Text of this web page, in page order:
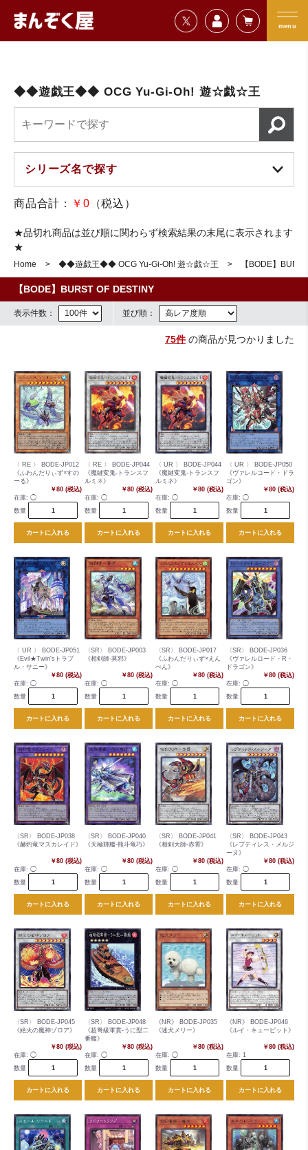
=================================
menu
まんぞく屋 格安TCG通販
◆◆遊戯王◆◆ OCG Yu-Gi-Oh! 遊☆戯☆王
商品合計： ￥0 （税込）
★品切れ商品は並び順に関わらず検索結果の末尾に表示されます
★
Home ◆◆遊戯王◆◆ OCG Yu-Gi-Oh! 遊☆戯☆王 【BODE】
【BODE】BURST OF DESTINY
表示件数： 並び順：
75件の商品が見つかりました
〈 RE 〉 BODE-JP012
《ふわんだりぃず×すの
ーる》
￥80 (税込)
在庫: ◯
数量
カートに入れる
〈 RE 〉 BODE-JP044
《魔鍵変鬼-トランスフ
ルミネ》
￥80 (税込)
在庫: ◯
数量
カートに入れる
〈 UR 〉 BODE-JP044
《魔鍵変鬼-トランスフ
ルミネ》
￥80 (税込)
在庫: ◯
数量
カートに入れる
〈 UR 〉 BODE-JP050
《ヴァレルコード・ドラ
ゴン》
￥80 (税込)
在庫: ◯
数量
カートに入れる
〈 UR 〉 BODE-JP051
《Evil★Twin'sトラブ
ル・サニー》
￥80 (税込)
在庫: ◯
数量
カートに入れる
〈SR〉 BODE-JP003
《相剣師-莫邪》
￥80 (税込)
在庫: ◯
数量
カートに入れる
〈SR〉 BODE-JP017
《ふわんだりぃず×えん
ぺん》
￥80 (税込)
在庫: ◯
数量
カートに入れる
〈SR〉 BODE-JP036
《ヴァレルロード・R・
ドラゴン》
￥80 (税込)
在庫: ◯
数量
カートに入れる
〈SR〉 BODE-JP038
《赫灼竜マスカレイド》
￥80 (税込)
在庫: ◯
数量
カートに入れる
〈SR〉 BODE-JP040
《天極輝艦-熊斗竜巧》
￥80 (税込)
在庫: ◯
数量
カートに入れる
〈SR〉 BODE-JP041
《相剣大師-赤霄》
￥80 (税込)
在庫: ◯
数量
カートに入れる
〈SR〉 BODE-JP043
《レプティレス・メルジ
ーヌ》
￥80 (税込)
在庫: ◯
数量
カートに入れる
〈SR〉 BODE-JP045
《絶火の魔神ゾロア》
￥80 (税込)
在庫: ◯
数量
カートに入れる
〈SR〉 BODE-JP048
《超弩級軍貫-うに型二
番艦》
￥80 (税込)
在庫: ◯
数量
カートに入れる
《NR》 BODE-JP035
《迷犬メリー》
￥80 (税込)
在庫: ◯
数量
カートに入れる
《NR》 BODE-JP046
《ルイ・キューピット》
￥80 (税込)
在庫: 1
数量
カートに入れる